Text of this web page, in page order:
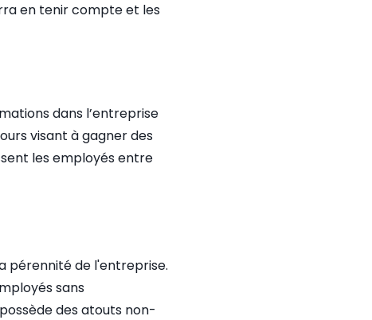
en tenir compte et les
dans l’entreprise
visant à gagner des
les employés entre
pérennité de l'entreprise.
sans
des atouts non-